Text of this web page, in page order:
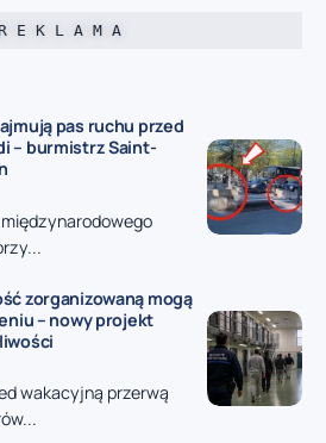
R E K L A M A
pas ruchu przed
– burmistrz Saint-
zorganizowaną mogą
– nowy projekt
wakacyjną przerwą